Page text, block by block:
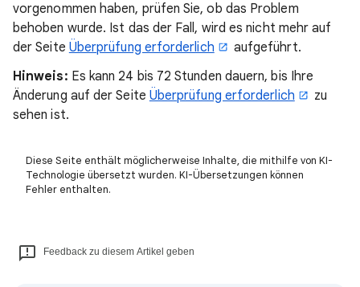
vorgenommen haben, prüfen Sie, ob das Problem
behoben wurde. Ist das der Fall, wird es nicht mehr auf
der Seite Überprüfung erforderlich
aufgeführt.
Hinweis: Es kann 24 bis 72 Stunden dauern, bis Ihre
Änderung auf der Seite Überprüfung erforderlich
zu
sehen ist.
Diese Seite enthält möglicherweise Inhalte, die mithilfe von KI-
Technologie übersetzt wurden. KI-Übersetzungen können
Fehler enthalten.
Feedback zu diesem Artikel geben